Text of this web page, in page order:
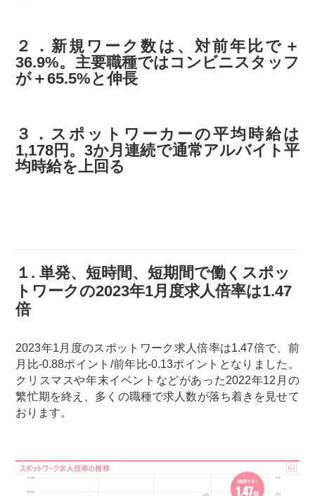
２．新規ワーク数は、対前年比で＋
36.9%。主要職種ではコンビニスタッフ
が＋65.5%と伸長
３．スポットワーカーの平均時給は
1,178円。3か月連続で通常アルバイト平
均時給を上回る
１. 単発、短時間、短期間で働くスポッ
トワークの2023年1月度求人倍率は1.47
倍
2023年1月度のスポットワーク求人倍率は1.47倍で、前
月比-0.88ポイント/前年比-0.13ポイントとなりました。
クリスマスや年末イベントなどがあった2022年12月の
繁忙期を終え、多くの職種で求人数が落ち着きを見せて
おります。